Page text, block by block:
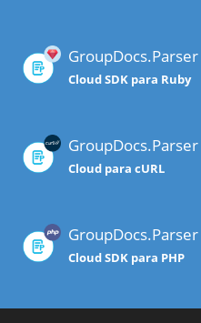
GroupDocs.Parser
Cloud SDK para Ruby
GroupDocs.Parser
Cloud para cURL
GroupDocs.Parser
Cloud SDK para PHP